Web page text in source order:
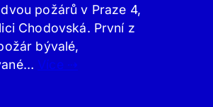
požárů v Praze 4,
Chodovská. První z
bývalé,
Více ⇢